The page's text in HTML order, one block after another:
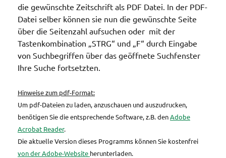
die gewünschte Zeitschrift als PDF Datei. In der PDF-
Datei selber können sie nun die gewünschte Seite
über die Seitenzahl aufsuchen oder mit der
Tastenkombination „STRG“ und „F“ durch Eingabe
von Suchbegriffen über das geöffnete Suchfenster
Ihre Suche fortsetzten.
Hinweise zum pdf-Format:
Um pdf-Dateien zu laden, anzuschauen und auszudrucken,
benötigen Sie die entsprechende Software, z.B. denAdobe
Acrobat Reader.
Die aktuelle Version dieses Programms können Sie kostenfrei
von der Adobe-Website herunterladen.